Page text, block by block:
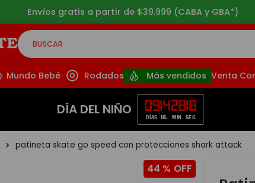
Envíos gratis a partir de $39.999 (CABA y GBA*)
BUSCAR
Mundo Bebé Rodados Más vendidos Venta
DÍA DEL NIÑO 09
DÍAS
14
HS.
28
MIN.
18
SEG.
patineta skate go speed con protecciones shark attack
44 %